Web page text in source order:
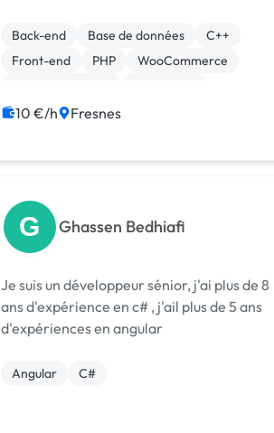
d'alternance en tant que développeur
d'application / développeur web. Mon
Back-end Base de données
C++
Front-end
PHP
WooCommerce
10 €/h Fresnes
G Ghassen Bedhiafi
Je suis un développeur sénior, j'ai plus de 8
ans d'expérience en c# , j'ail plus de 5 ans
d'expériences en angular
Angular C#